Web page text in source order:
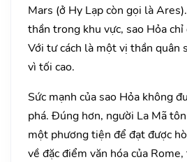
Mars (ở Hy Lạp còn gọi là
thần trong khu vực, sao Hỏa chỉ
Với tư cách là một vị thần quân
vì tối cao.
Sức mạnh của sao Hỏa không
phá. Đúng hơn, người La Mã
một phương tiện để đạt được
về đặc điểm văn hóa của